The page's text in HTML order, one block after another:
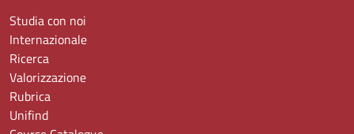
Studia con noi
Internazionale
Ricerca
Valorizzazione
Rubrica
Unifind